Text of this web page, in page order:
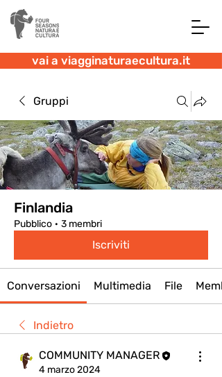
vai a viagginaturaecultura.it
Gruppi
Finlandia
Pubblico · 3 membri
Iscriviti
Conversazioni Multimedia File
Indietro
COMMUNITY MANAGER
4 marzo 2024